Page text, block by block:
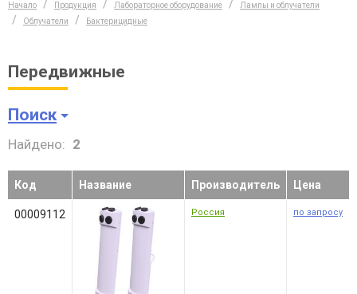
Начало Продукция Лабораторное оборудование
Лампы и облучатели
Облучатели
Бактерицидные
Передвижные
Поиск
Найдено: 2
Код Название Производитель Цена
00009112 Россия по запросу